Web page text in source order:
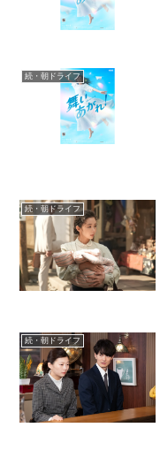
続・朝ドライフ
続・朝ドライフ
続・朝ドライフ